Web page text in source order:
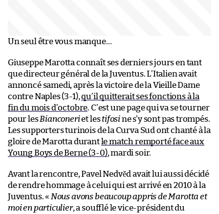
Un seul être vous manque…
Giuseppe Marotta connaît ses derniers jours en tant
que directeur général de la Juventus. L’Italien avait
annoncé samedi, après la victoire de la Vieille Dame
contre Naples (3-1),qu’il quitterait ses fonctions à la
fin du mois d’octobre. C’est une page qui va se tourner
pour lesBianconeriet lestifosine s’y sont pas trompés.
Les supporters turinois de la Curva Sud ont chanté à la
gloire de Marotta durant le match remporté face aux
Young Boys de Berne (3-0), mardi soir.
Avant la rencontre, Pavel Nedvěd avait lui aussi décidé
de rendre hommage à celui qui est arrivé en 2010 à la
Juventus. « Nous avons beaucoup appris de Marotta et
moi en particulier, a soufflé le vice-président du